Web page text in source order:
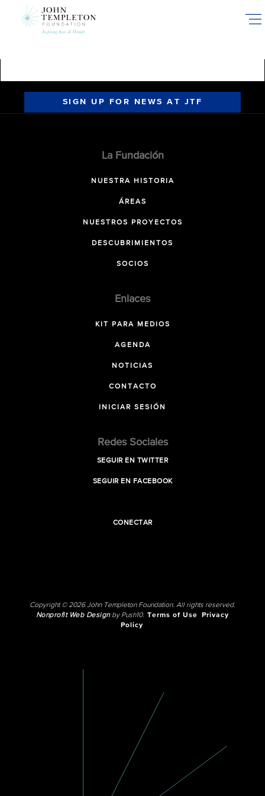
SIGN UP FOR NEWS AT JTF
La Fundación
NUESTRA HISTORIA
ÁREAS
NUESTROS PROYECTOS
DESCUBRIMIENTOS
SOCIOS
Enlaces
KIT PARA MEDIOS
AGENDA
NOTICIAS
CONTACTO
INICIAR SESIÓN
Redes Sociales
SEGUIR EN TWITTER
SEGUIR EN FACEBOOK
CONECTAR
Copyright © 2026 John Templeton Foundation. All rights reserved.
Nonprofit Web Designby Push10. Terms of Use
Privacy
Policy